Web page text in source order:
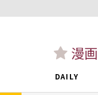
漫画
DAILY